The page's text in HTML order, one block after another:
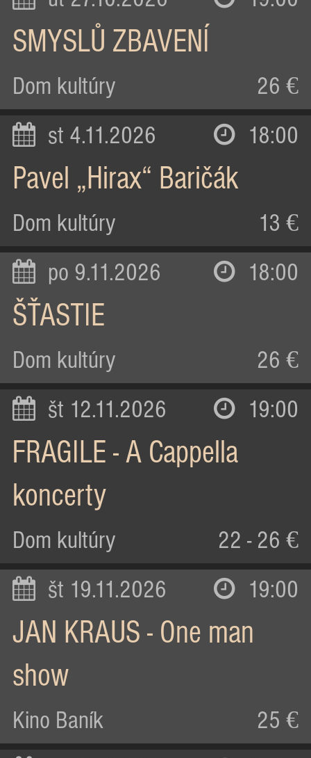
SMYSLŮ ZBAVENÍ
Dom kultúry 26 €
st 4.11.2026 18:00
Pavel „Hirax“ Baričák
Dom kultúry 13 €
po 9.11.2026 18:00
ŠŤASTIE
Dom kultúry 26 €
št 12.11.2026 19:00
FRAGILE - A Cappella
koncerty
Dom kultúry 22 - 26 €
št 19.11.2026 19:00
JAN KRAUS - One man
show
Kino Baník 25 €